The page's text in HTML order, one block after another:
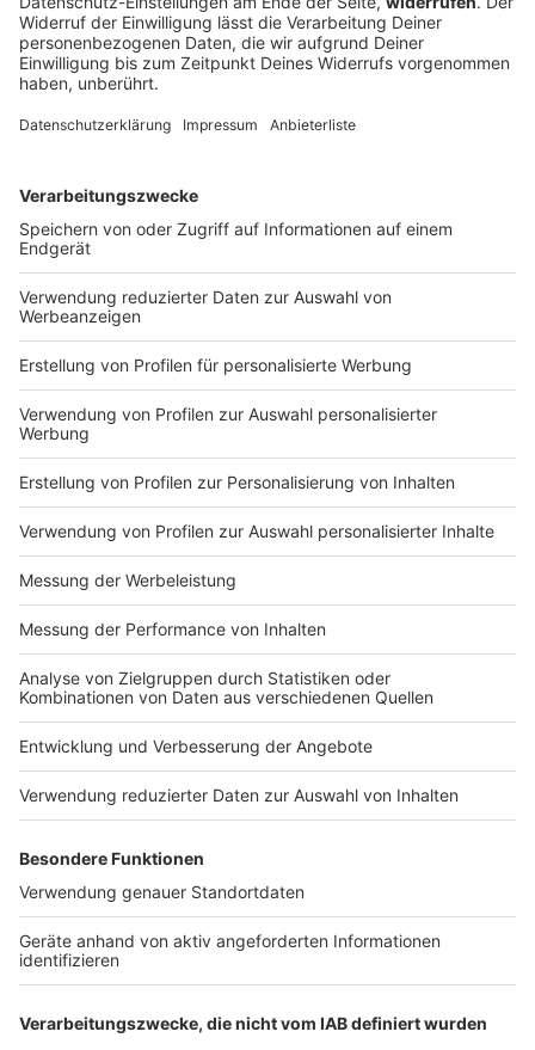
Five Finger Death Punch 2026: Zoltan über die Tour!
Five Finger Death Punch sind zurück! 🤘
Gründungsgitarrist Zoltan Bathory spricht im exklusiven
ROCK ANTENNE in NRW Interview über das neue Album
Legacy, den Warrior Spirit hinter dem Song „De Oppresso
DEINE GEMERKTEN ARTIKEL
Du hast dir noch keine Artikel gemerkt
Markiere sie hierfür mit einem
Impressum
Nutzungsbedingungen
Jobs
Presse
Archiv
Teilnahmebedingungen
Kontakt
Studio-Hotline
Werbung
ROCK ANTENNE
Region wechseln